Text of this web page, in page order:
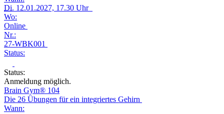
Di. 12.01.2027, 17.30 Uhr
Wo:
Online
Nr.:
27-WBK001
Status:
Status:
Anmeldung möglich.
Brain Gym® 104
Die 26 Übungen für ein integriertes Gehirn
Wann: